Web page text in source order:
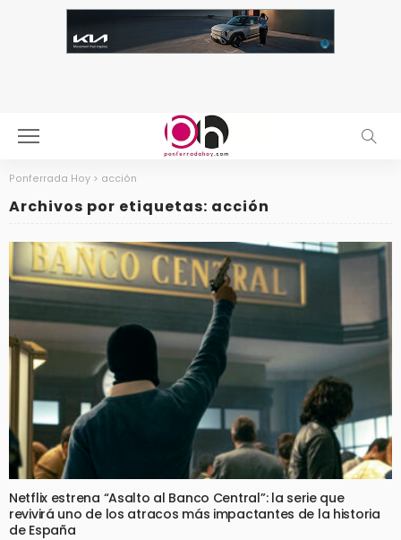
Ponferrada Hoy > acción
Archivos por etiquetas: acción
Netflix estrena “Asalto al Banco Central”: la serie que
revivirá uno de los atracos más impactantes de la historia
de España